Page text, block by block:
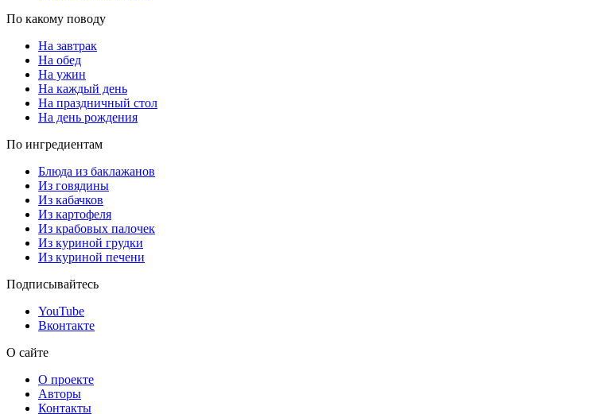
По какому поводу
На завтрак
На обед
На ужин
На каждый день
На праздничный стол
На день рождения
По ингредиентам
Блюда из баклажанов
Из говядины
Из кабачков
Из картофеля
Из крабовых палочек
Из куриной грудки
Из куриной печени
Подписывайтесь
YouTube
Вконтакте
О сайте
О проекте
Авторы
Контакты